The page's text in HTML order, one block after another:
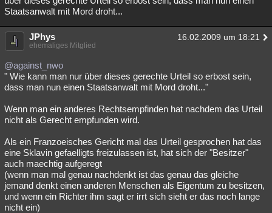
Lesenswert Schlüsselwörter
Staatsanwalt mit Mord droht...
JPhys 16.02.2009 um 18:21
ehemaliges Mitglied
@against_nwo
" Wie kann man nur über dieses gerechte Urteil so erbost sein,
dass man nun einen Staatsanwalt mit Mord droht..."
Wenn man ein anderes Rechtsempfinden hat nachdem das Urteil
nicht als Gerecht empfunden wird.
Als ein Franzoeisches Gericht mal das Urteil gesprochen hat das
eine Sklavin gefaelligts freizulassen ist, hat sich der "Besitzer"
auch maechtig aufgeregt
(wenn man mal genau nachdenkt ist das genau das gleiche
jemand denkt einen anderen Menschen als Eigentum zu besitzen,
und wenn ein Richter ihm sagt er irrt sich sieht er das noch lange
nicht ein)